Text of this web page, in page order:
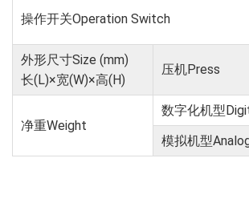
操作开关Operation Switch
外形尺寸Size (mm)
长(L)×宽(W)×高(H)
压机Press
净重Weight
数字化机型
模拟机型